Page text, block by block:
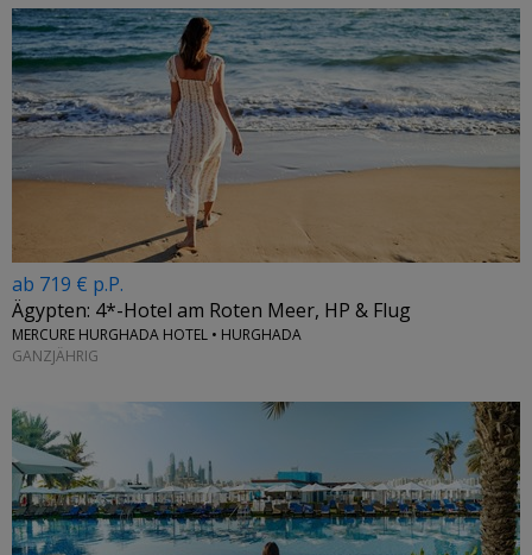
ab 719 € p.P.
Ägypten: 4*-Hotel am Roten Meer, HP & Flug
MERCURE HURGHADA HOTEL • HURGHADA
GANZJÄHRIG